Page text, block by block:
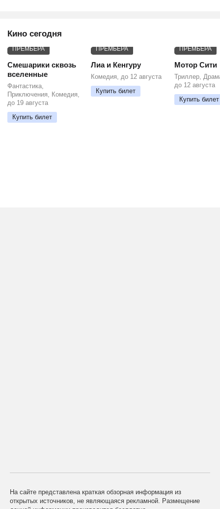
Кино сегодня
ПРЕМЬЕРА
Смешарики сквозь
вселенные
Фантастика,
Приключения, Комедия,
до 19 августа
Купить билет
ПРЕМЬЕРА
Лиа и Кенгуру
Комедия, до 12 августа
Купить билет
ПРЕМЬЕРА
Мотор Сити
Триллер,
до 12 августа
Купить билет
На сайте представлена краткая обзорная информация из
открытых источников, не являющаяся рекламной. Размещение